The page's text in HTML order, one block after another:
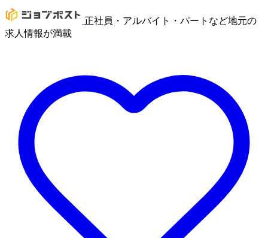
正社員・アルバイト・パートなど地元の
求人情報が満載